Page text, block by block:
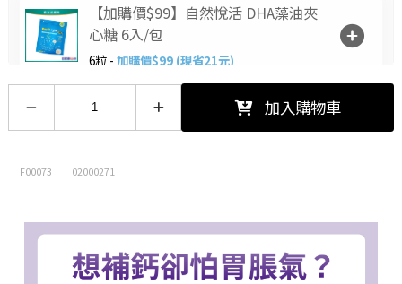
【加購價$99】自然悅活 DHA藻油夾
心糖 6入/包
6粒 - 加購價$99 (現省21元)
【加購價$10】喉力爽爽喉軟糖(枇
杷)12.5g
加入購物車
F00073 02000271